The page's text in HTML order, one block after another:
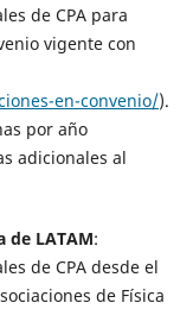
de CPA para
vigente con
en-convenio/).
por año
adicionales al
de LATAM:
de CPA desde el
de Física